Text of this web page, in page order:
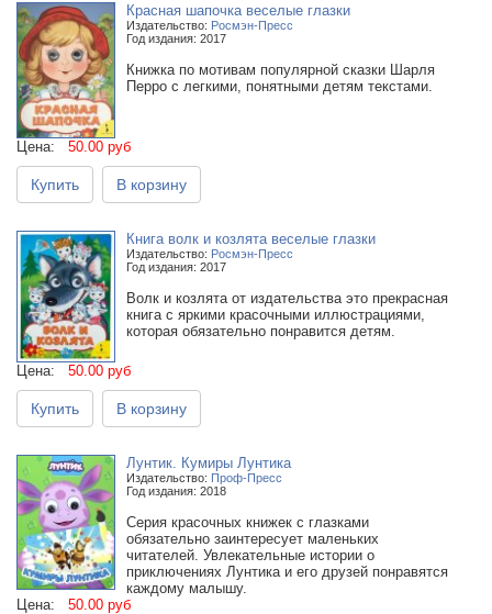
Красная шапочка веселые глазки
Издательство: Росмэн-Пресс
Год издания: 2017
Книжка по мотивам популярной сказки Шарля
Перро с легкими, понятными детям текстами.
Цена: 50.00 руб
Купить В корзину
Книга волк и козлята веселые глазки
Издательство: Росмэн-Пресс
Год издания: 2017
Волк и козлята от издательства это прекрасная
книга с яркими красочными иллюстрациями,
которая обязательно понравится детям.
Цена: 50.00 руб
Купить В корзину
Лунтик. Кумиры Лунтика
Издательство: Проф-Пресс
Год издания: 2018
Серия красочных книжек с глазками
обязательно заинтересует маленьких
читателей. Увлекательные истории о
приключениях Лунтика и его друзей понравятся
каждому малышу.
Цена: 50.00 руб